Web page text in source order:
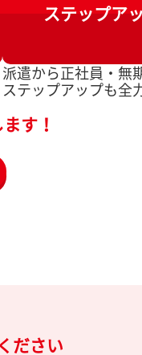
ステップア
派遣から正社員・無
ステップアップも全
す！
ださい